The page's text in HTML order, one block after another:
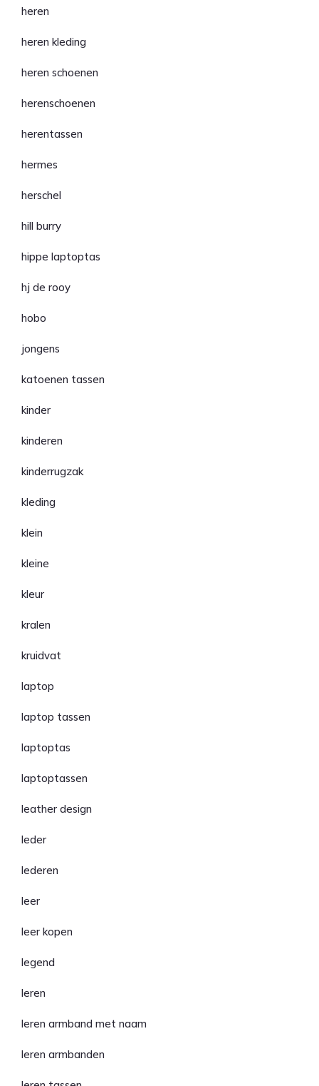
heren
heren kleding
heren schoenen
herenschoenen
herentassen
hermes
herschel
hill burry
hippe laptoptas
hj de rooy
hobo
jongens
katoenen tassen
kinder
kinderen
kinderrugzak
kleding
klein
kleine
kleur
kralen
kruidvat
laptop
laptop tassen
laptoptas
laptoptassen
leather design
leder
lederen
leer
leer kopen
legend
leren
leren armband met naam
leren armbanden